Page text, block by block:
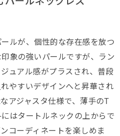
ルが、個性的な存在感を放つ
象の強いパールですが、ラン
ュアル感がプラスされ、普段
やすいデザインへと昇華され
アジャスタ仕様で、薄手のT
はタートルネックの上からで
コーディネートを楽しめま